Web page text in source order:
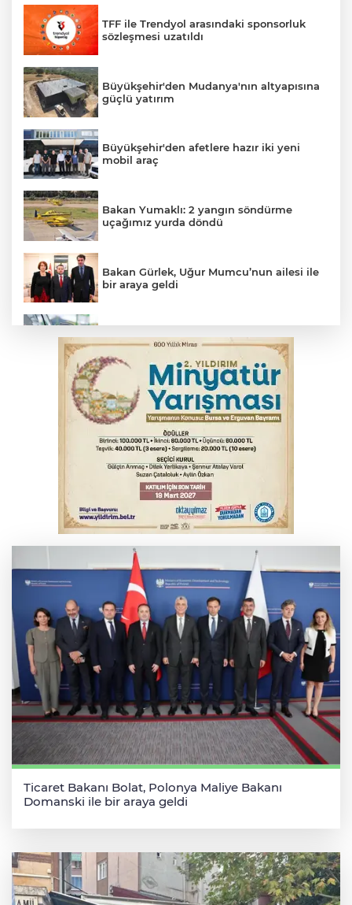
TFF ile Trendyol arasındaki sponsorluk
sözleşmesi uzatıldı
Büyükşehir'den Mudanya'nın altyapısına
güçlü yatırım
Büyükşehir'den afetlere hazır iki yeni
mobil araç
Bakan Yumaklı: 2 yangın söndürme
uçağımız yurda döndü
Bakan Gürlek, Uğur Mumcu’nun ailesi ile
bir araya geldi
yansıyacak mı?
YENİ Parti Genel Başkanı Özel'den
Çerçeve Yasa yorumu
Serbest piyasada döviz fiyatları
Serbest piyasada altın fiyatları...
Ticaret Bakanı Bolat, Polonya Maliye Bakanı
Domanski ile bir araya geldi